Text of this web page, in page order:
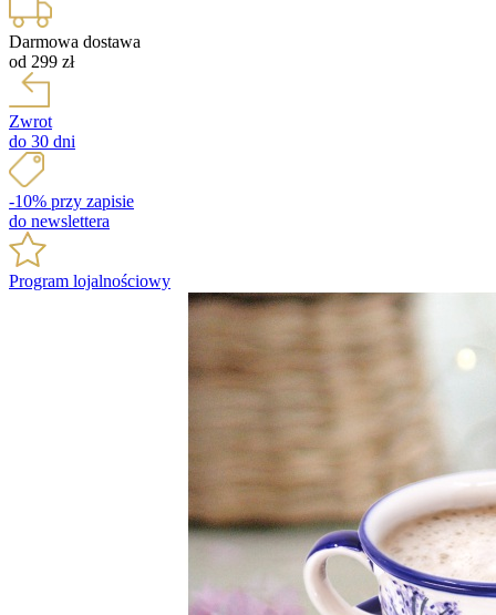
Darmowa dostawa
od 299 zł
Zwrot
do 30 dni
-10% przy zapisie
do newslettera
Program lojalnościowy